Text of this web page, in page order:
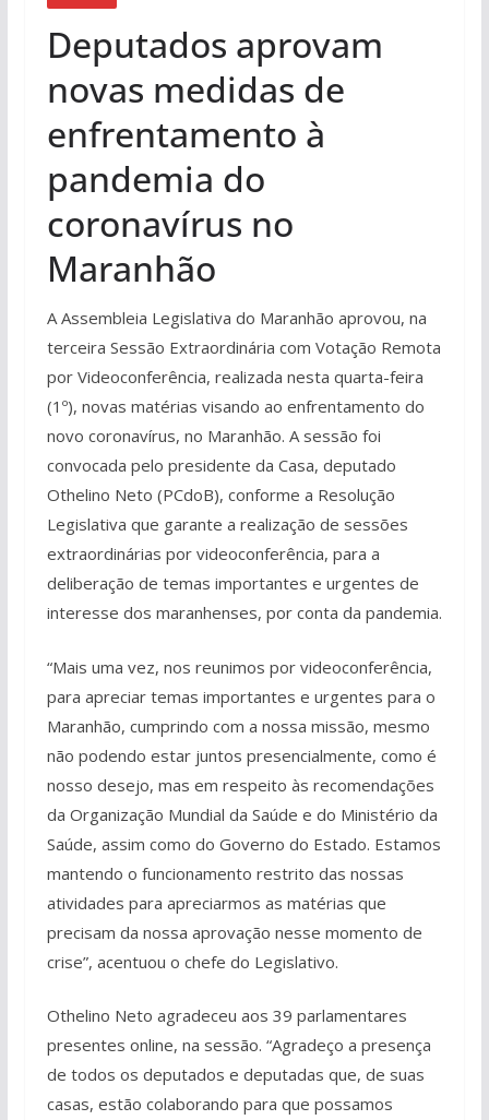
Deputados aprovam
novas medidas de
enfrentamento à
pandemia do
coronavírus no
Maranhão
A Assembleia Legislativa do Maranhão aprovou, na
terceira Sessão Extraordinária com Votação Remota
por Videoconferência, realizada nesta quarta-feira
(1º), novas matérias visando ao enfrentamento do
novo coronavírus, no Maranhão. A sessão foi
convocada pelo presidente da Casa, deputado
Othelino Neto (PCdoB), conforme a Resolução
Legislativa que garante a realização de sessões
extraordinárias por videoconferência, para a
deliberação de temas importantes e urgentes de
interesse dos maranhenses, por conta da pandemia.
“Mais uma vez, nos reunimos por videoconferência,
para apreciar temas importantes e urgentes para o
Maranhão, cumprindo com a nossa missão, mesmo
não podendo estar juntos presencialmente, como é
nosso desejo, mas em respeito às recomendações
da Organização Mundial da Saúde e do Ministério da
Saúde, assim como do Governo do Estado. Estamos
mantendo o funcionamento restrito das nossas
atividades para apreciarmos as matérias que
precisam da nossa aprovação nesse momento de
crise”, acentuou o chefe do Legislativo.
Othelino Neto agradeceu aos 39 parlamentares
presentes online, na sessão. “Agradeço a presença
de todos os deputados e deputadas que, de suas
casas, estão colaborando para que possamos